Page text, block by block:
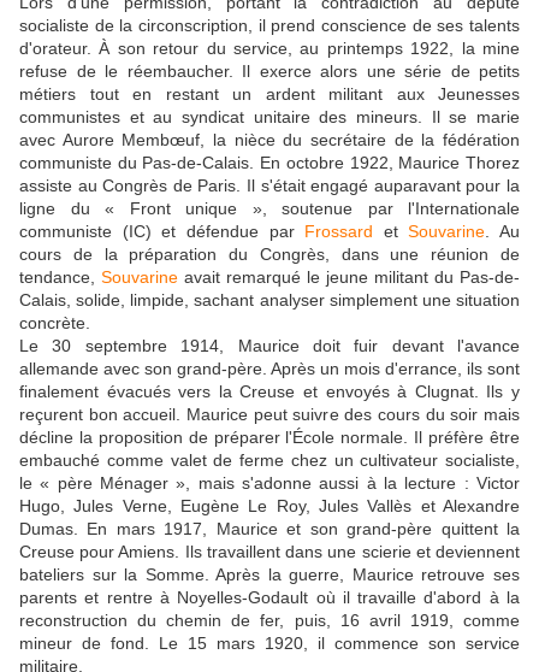
socialiste de la circonscription, il prend conscience de ses talents
d'orateur. À son retour du service, au printemps 1922, la mine
refuse de le réembaucher. Il exerce alors une série de petits
métiers tout en restant un ardent militant aux Jeunesses
communistes et au syndicat unitaire des mineurs. Il se marie
avec Aurore Membœuf, la nièce du secrétaire de la fédération
communiste du Pas-de-Calais. En octobre 1922, Maurice Thorez
assiste au Congrès de Paris. Il s'était engagé auparavant pour la
ligne du « Front unique », soutenue par l'Internationale
communiste (IC) et défendue par Frossard etSouvarine . Au
cours de la préparation du Congrès, dans une réunion de
tendance, Souvarine avait remarqué le jeune militant du Pas-de-
Calais, solide, limpide, sachant analyser simplement une situation
concrète.
Le 30 septembre 1914, Maurice doit fuir devant l'avance
allemande avec son grand-père. Après un mois d'errance, ils sont
finalement évacués vers la Creuse et envoyés à Clugnat. Ils y
reçurent bon accueil. Maurice peut suivre des cours du soir mais
décline la proposition de préparer l'École normale. Il préfère être
embauché comme valet de ferme chez un cultivateur socialiste,
le « père Ménager », mais s'adonne aussi à la lecture : Victor
Hugo, Jules Verne, Eugène Le Roy, Jules Vallès et Alexandre
Dumas. En mars 1917, Maurice et son grand-père quittent la
Creuse pour Amiens. Ils travaillent dans une scierie et deviennent
bateliers sur la Somme. Après la guerre, Maurice retrouve ses
parents et rentre à Noyelles-Godault où il travaille d'abord à la
reconstruction du chemin de fer, puis, 16 avril 1919, comme
mineur de fond. Le 15 mars 1920, il commence son service
militaire.